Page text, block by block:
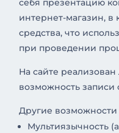
себя презентацию
интернет-магазин, в
средства, что
при проведении
На сайте
возможность записи
Другие возможности
Мультиязычность